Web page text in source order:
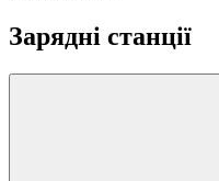
Зарядні станції